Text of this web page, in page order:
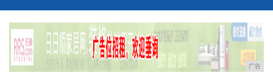
广告